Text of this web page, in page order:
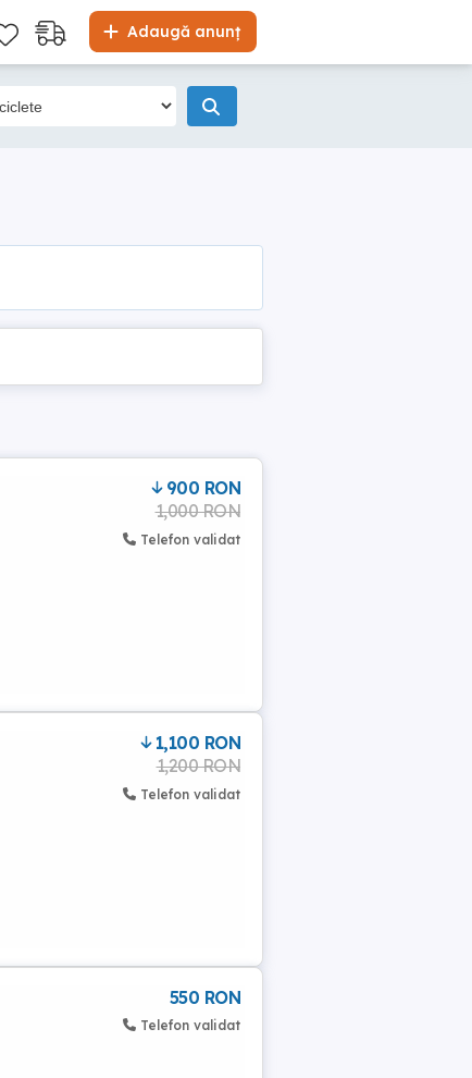
Adaugă anunț
900 RON
1,000 RON
Telefon validat
1,100 RON
1,200 RON
Telefon validat
550 RON
Telefon validat